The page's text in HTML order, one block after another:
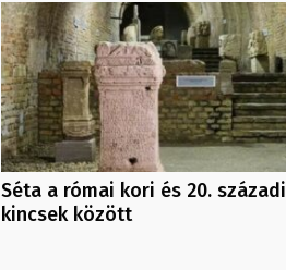
Séta a római kori és 20. századi
kincsek között